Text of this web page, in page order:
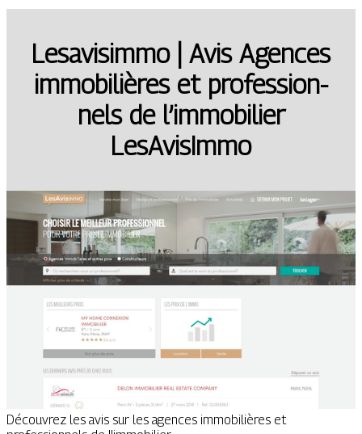
Lesavisimmo | Avis Agences
im­mobi­lières et profes­sion­
nels de l’immobilier
LesAvisImmo
Découvrez les avis sur les agences immobilières et